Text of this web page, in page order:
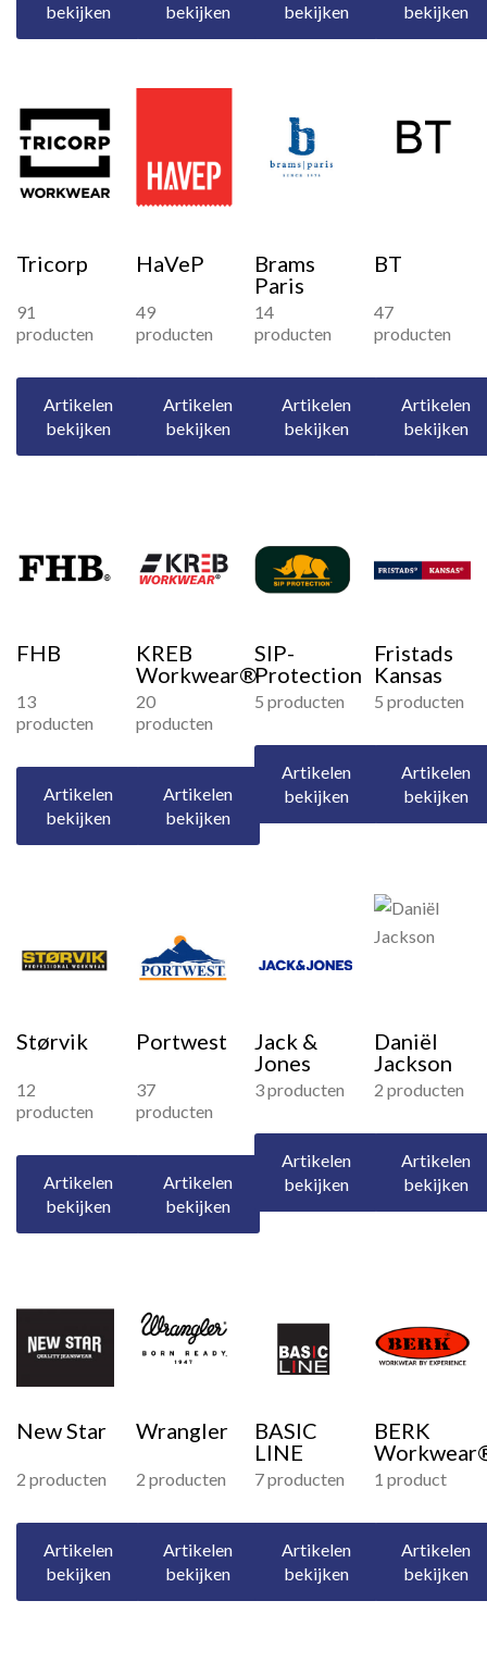
bekijken
bekijken
bekijken
bekijken
Tricorp
91
producten
Artikelen
bekijken
HaVeP
49
producten
Artikelen
bekijken
Brams
Paris
14
producten
Artikelen
bekijken
BT
47
producten
Artikelen
bekijken
FHB
13
producten
Artikelen
bekijken
KREB
Workwear®
20
producten
Artikelen
bekijken
SIP-
Protection
5 producten
Artikelen
bekijken
Fristads
Kansas
5 producten
Artikelen
bekijken
Størvik
12
producten
Artikelen
bekijken
Portwest
37
producten
Artikelen
bekijken
Jack &
Jones
3 producten
Artikelen
bekijken
Daniël
Jackson
2 producten
Artikelen
bekijken
New Star
2 producten
Artikelen
bekijken
Wrangler
2 producten
Artikelen
bekijken
BASIC
LINE
7 producten
Artikelen
bekijken
BERK
1 product
Artikelen
bekijken